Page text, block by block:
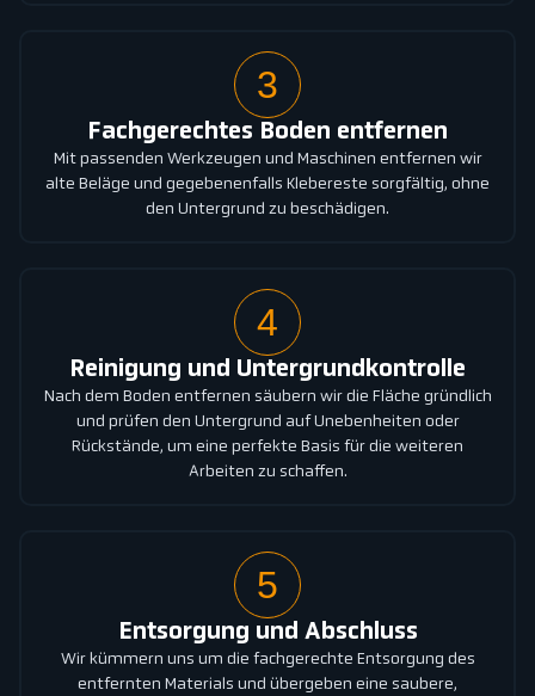
3
Fachgerechtes Boden entfernen
Mit passenden Werkzeugen und Maschinen entfernen wir
alte Beläge und gegebenenfalls Klebereste sorgfältig, ohne
den Untergrund zu beschädigen.
4
Reinigung und Untergrundkontrolle
Nach dem Boden entfernen säubern wir die Fläche gründlich
und prüfen den Untergrund auf Unebenheiten oder
Rückstände, um eine perfekte Basis für die weiteren
Arbeiten zu schaffen.
5
Entsorgung und Abschluss
Wir kümmern uns um die fachgerechte Entsorgung des
entfernten Materials und übergeben eine saubere,